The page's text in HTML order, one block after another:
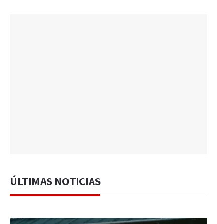
ÚLTIMAS NOTICIAS